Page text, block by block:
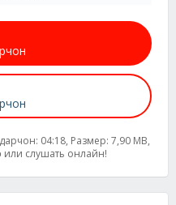
04:18, Размер: 7,90 MB,
или слушать онлайн!